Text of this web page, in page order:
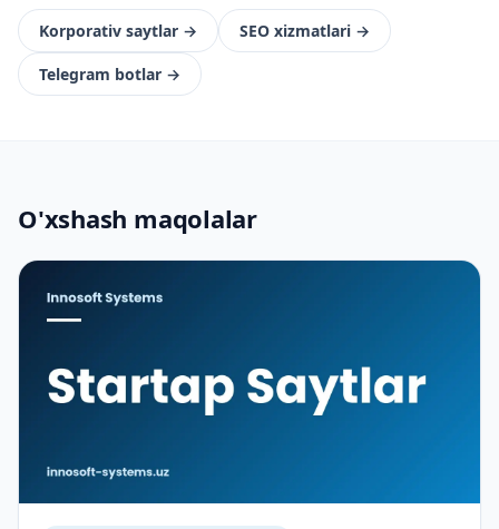
Korporativ saytlar → SEO xizmatlari →
Telegram botlar →
O'xshash maqolalar